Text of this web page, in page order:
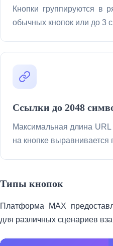
Кнопки группируются в
обычных кнопок или до 3
Ссылки до 2048
Максимальная длина URL
на кнопке выравнивается
Типы кнопок
Платформа MAX
для различных сценариев